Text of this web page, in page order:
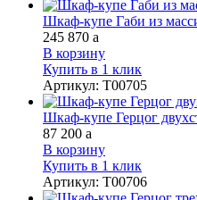
Шкаф-купе Габи из
245 870 a
В корзину
Купить в 1 клик
Артикул: Т00705
Шкаф-купе Герцог
87 200 a
В корзину
Купить в 1 клик
Артикул: Т00706